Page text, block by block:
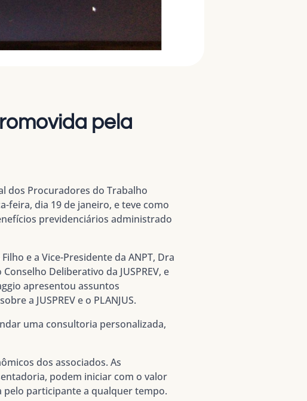
pela
dos Procuradores do Trabalho
feira, dia 19 de janeiro, e teve como
previdenciários administrado
e a Vice-Presidente da ANPT, Dra
Deliberativo da JUSPREV, e
apresentou assuntos
a JUSPREV e o PLANJUS.
uma consultoria personalizada,
dos associados. As
podem iniciar com o valor
pelo participante a qualquer tempo.